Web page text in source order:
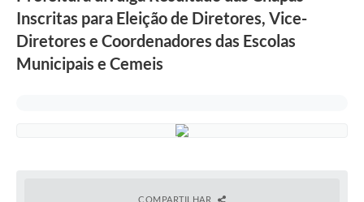
Inscritas para Eleição de Diretores, Vice-
Diretores e Coordenadores das Escolas
Municipais e Cemeis
COMPARTILHAR